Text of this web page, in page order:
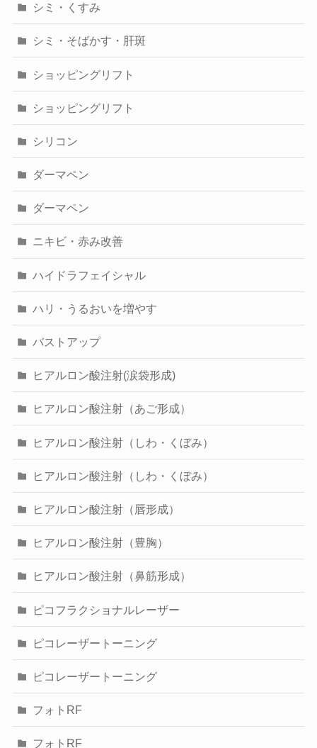
シミ・くすみ
シミ・そばかす・肝斑
ショッピングリフト
ショッピングリフト
シリコン
ダーマペン
ダーマペン
ニキビ・赤み改善
ハイドラフェイシャル
ハリ・うるおいを増やす
バストアップ
ヒアルロン酸注射(涙袋形成)
ヒアルロン酸注射（あご形成）
ヒアルロン酸注射（しわ・くぼみ）
ヒアルロン酸注射（しわ・くぼみ）
ヒアルロン酸注射（唇形成）
ヒアルロン酸注射（豊胸）
ヒアルロン酸注射（鼻筋形成）
ピコフラクショナルレーザー
ピコレーザートーニング
ピコレーザートーニング
フォトRF
フォトRF